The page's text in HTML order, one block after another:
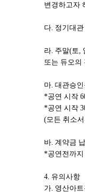
변경하고자
다. 정기대
라. 주말(토,
또는 듀오의
마. 대관승
*공연 시작
*공연 시작
(모든 취소
바. 계약금
*공연전까
4. 유의사항
가. 영산아